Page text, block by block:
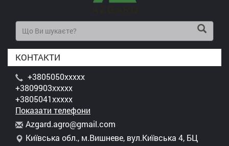
КОНТАКТИ
+3805050xxxxx
+3809903xxxxx
+3805041xxxxx
Показати телефони
Azgard.agro@gmail.com
Київська обл., м.Вишневе, вул.Київська 4, БЦ